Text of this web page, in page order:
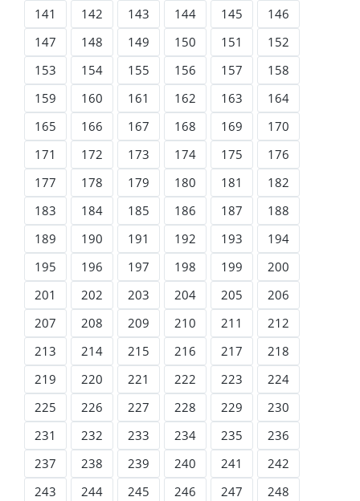
141
142 143 144 145
146
147
148 149 150 151
152
153
154 155 156 157
158
159
160 161 162 163
164
165
166 167 168 169
170
171
172 173 174 175
176
177
178 179 180 181
182
183
184 185 186 187
188
189
190 191 192 193
194
195
196 197 198 199
200
201
202 203 204 205
206
207
208 209 210 211
212
213
214 215 216 217
218
219
220 221 222 223
224
225
226 227 228 229
230
231
232 233 234 235
236
237
238 239 240 241
242
243
244 245 246 247
248